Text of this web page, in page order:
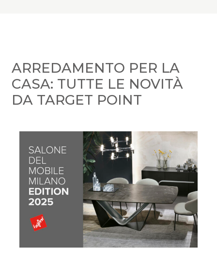
ARREDAMENTO PER LA
CASA: TUTTE LE NOVITÀ
DA TARGET POINT